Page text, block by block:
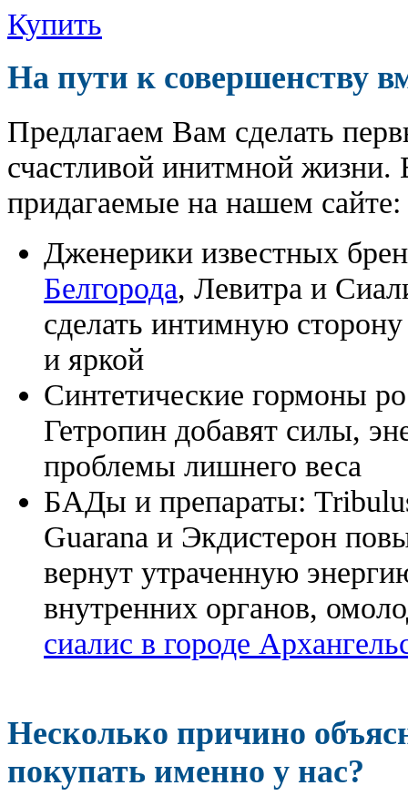
Купить
На пути к совершенству
Предлагаем Вам сделать
счастливой инитмной жизни.
придагаемые на нашем сайте:
Дженерики известных
Белгорода, Левитра и
сделать интимную
и яркой
Синтетические гормоны
Гетропин добавят силы,
проблемы лишнего веса
БАДы и препараты:
Guarana и Экдистерон
вернут утраченную
внутренних органов,
сиалис в городе
Несколько причино
покупать именно у нас?